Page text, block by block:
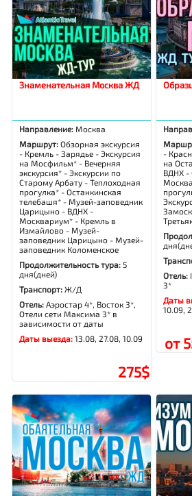
Знаменательная Москва ЖД
Направление: Москва
Маршрут:Обзорная экскурсия
- Кремль - Зарядье - Экскурсия
на Мосфильм* - Вечерняя
экскурсия* - Экскурсии по
Старому Арбату - Теплоходная
прогулка* - Останкинская
телебашя* - Музей-заповедник
Царицыно - ВДНХ -
Москвариум* - Кремль в
Измайлово - Музей-
заповедник Царицыно - Музей-
заповедник Коломенское
Продолжительность тура: 5
дня(дней)
Транспорт:Ж/Д
Отель:Аэростар 4*, Восток 3*,
Отели сети Максима 3* в
зависимости от даты
Даты выезда:13.08, 27.08, 10.09
275$
-
на
ВДНХ -
Отель:
3*
Даты
10.09,
от